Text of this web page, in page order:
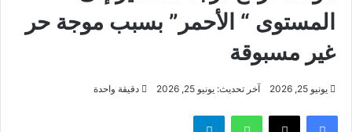
المستوى “ الأحمر” بسبب موجة حر
غير مسبوقة
يونيو 25, 2026 آخر تحديث: يونيو 25, 2026 دقيقة واحدة
فيسبوك ‫X واتساب تيلقرام